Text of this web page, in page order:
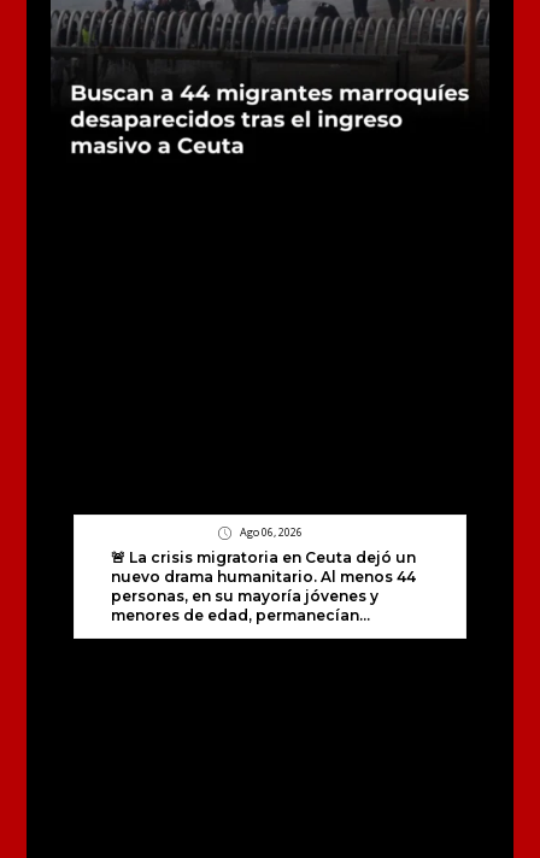
Ago 06, 2026
🚨 La crisis migratoria en Ceuta dejó un
nuevo drama humanitario. Al menos 44
personas, en su mayoría jóvenes y
menores de edad, permanecían...